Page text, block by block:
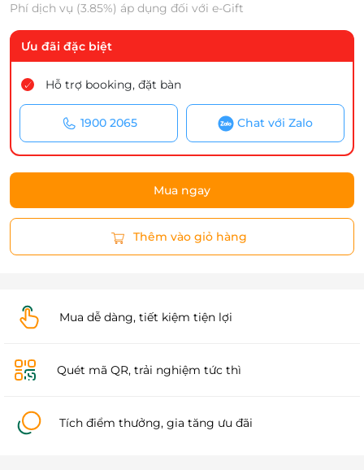
Phí dịch vụ (3.85%) áp dụng đối với e-Gift
Ưu đãi đặc biệt
Hỗ trợ booking, đặt bàn
1900 2065 Chat với Zalo
Mua ngay
Thêm vào giỏ hàng
Mua dễ dàng, tiết kiệm tiện lợi
Quét mã QR, trải nghiệm tức thì
Tích điểm thưởng, gia tăng ưu đãi